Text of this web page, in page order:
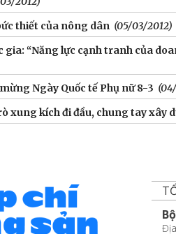
thiết của nông dân (05/03/2012)
gia: “Năng lực cạnh tranh của
Ngày Quốc tế Phụ nữ 8-3
xung kích đi đầu, chung tay xây